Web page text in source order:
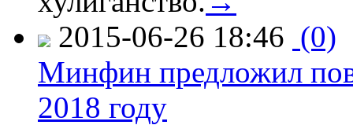
2015-06-26 18:46 (0)
Минфин предложил
2018 году